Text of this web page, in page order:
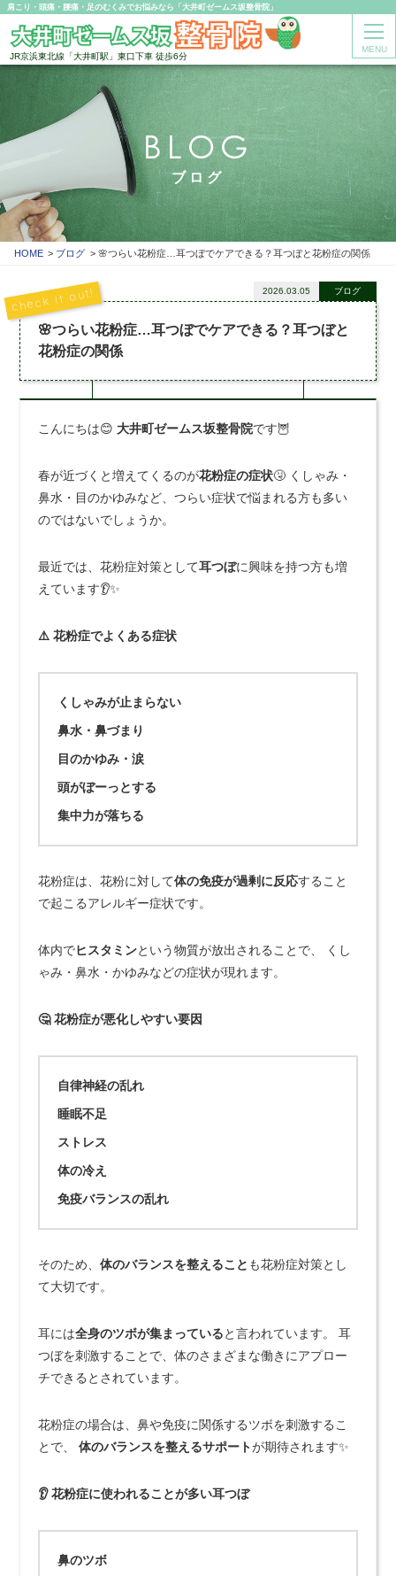
肩こり・頭痛・腰痛・足のむくみでお悩みなら「大井町ゼームス坂整骨院」
JR京浜東北線「大井町駅」東口下車 徒歩6分
MENU
BLOG
ブログ
HOME ブログ 🌸つらい花粉症…耳つぼでケアできる？耳つぼと花粉症の関係
🌸つらい花粉症…耳つぼでケアできる？耳つぼと
花粉症の関係
2026.03.05 ブログ
こんにちは😊 大井町ゼームス坂整骨院です🦉
春が近づくと増えてくるのが花粉症の症状🤧 くしゃみ・
鼻水・目のかゆみなど、つらい症状で悩まれる方も多い
のではないでしょうか。
最近では、花粉症対策として耳つぼに興味を持つ方も増
えています👂✨
⚠️ 花粉症でよくある症状
くしゃみが止まらない
鼻水・鼻づまり
目のかゆみ・涙
頭がぼーっとする
集中力が落ちる
花粉症は、花粉に対して体の免疫が過剰に反応すること
で起こるアレルギー症状です。
体内でヒスタミンという物質が放出されることで、 くし
ゃみ・鼻水・かゆみなどの症状が現れます。
🤔 花粉症が悪化しやすい要因
自律神経の乱れ
睡眠不足
ストレス
体の冷え
免疫バランスの乱れ
そのため、体のバランスを整えること も花粉症対策とし
て大切です。
耳には全身のツボが集まっていると言われています。 耳
つぼを刺激することで、体のさまざまな働きにアプロー
チできるとされています。
花粉症の場合は、鼻や免疫に関係するツボを刺激するこ
とで、体のバランスを整えるサポートが期待されます✨
👂 花粉症に使われることが多い耳つぼ
鼻のツボ